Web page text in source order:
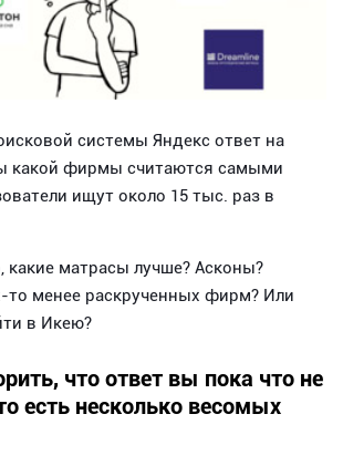
системы Яндекс ответ на
какой фирмы считаются самыми
ищут около 15 тыс. раз в
какие матрасы лучше? Асконы?
то менее раскрученных фирм? Или
в Икею?
что ответ вы пока что не
есть несколько весомых